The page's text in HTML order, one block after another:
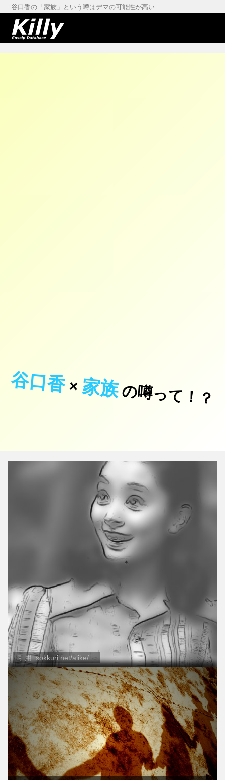
谷口香の「家族」という噂はデマの可能性が高い
谷口香×家族の噂って！？
引用: sokkuri.net/alike/...